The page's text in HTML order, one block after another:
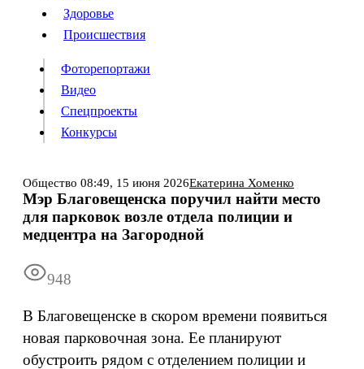
Происшествия
Видео
Конкурсы
Информация Подписка РекламаВсе новости Архив
Здоровье
Происшествия
Фоторепортажи
Видео
Спецпроекты
Конкурсы
Общество 08:49, 15 июня 2026Екатерина Хоменко
Мэр Благовещенска поручил найти место
для парковок возле отдела полиции и
медцентра на Загородной
948
В Благовещенске в скором времени появиться
новая парковочная зона. Ее планируют
обустроить рядом с отделением полиции и